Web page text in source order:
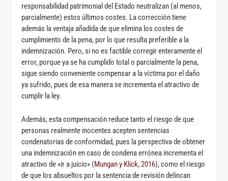
responsabilidad patrimonial del Estado neutralizan (al menos,
parcialmente) estos últimos costes. La corrección tiene
además la ventaja añadida de que elimina los costes de
cumplimiento de la pena, por lo que resulta preferible a la
indemnización. Pero, si no es factible corregir enteramente el
error, porque ya se ha cumplido total o parcialmente la pena,
sigue siendo conveniente compensar a la víctima por el daño
ya sufrido, pues de esa manera se incrementa el atractivo de
cumplir la ley.
Además, esta compensación reduce tanto el riesgo de que
personas realmente inocentes acepten sentencias
condenatorias de conformidad, pues la perspectiva de obtener
una indemnización en caso de condena errónea incrementa el
atractivo de «ir a juicio» (Mungan y Klick, 2016), como el riesgo
de que los absueltos por la sentencia de revisión delincan